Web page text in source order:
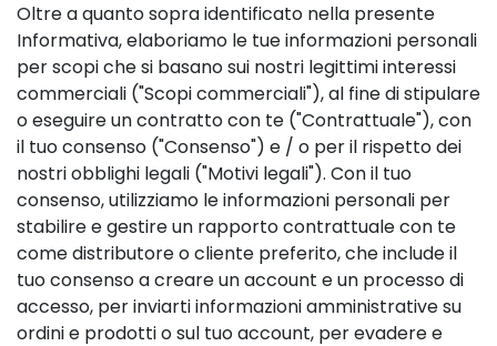
Oltre a quanto sopra identificato nella presente
Informativa, elaboriamo le tue informazioni personali
per scopi che si basano sui nostri legittimi interessi
commerciali ("Scopi commerciali"), al fine di stipulare
o eseguire un contratto con te ("Contrattuale"), con
il tuo consenso ("Consenso") e / o per il rispetto dei
nostri obblighi legali ("Motivi legali"). Con il tuo
consenso, utilizziamo le informazioni personali per
stabilire e gestire un rapporto contrattuale con te
come distributore o cliente preferito, che include il
tuo consenso a creare un account e un processo di
accesso, per inviarti informazioni amministrative su
ordini e prodotti o sul tuo account, per evadere e